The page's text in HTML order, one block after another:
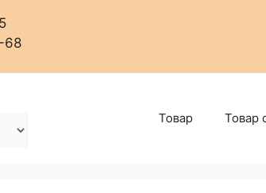
68
Товар Товар